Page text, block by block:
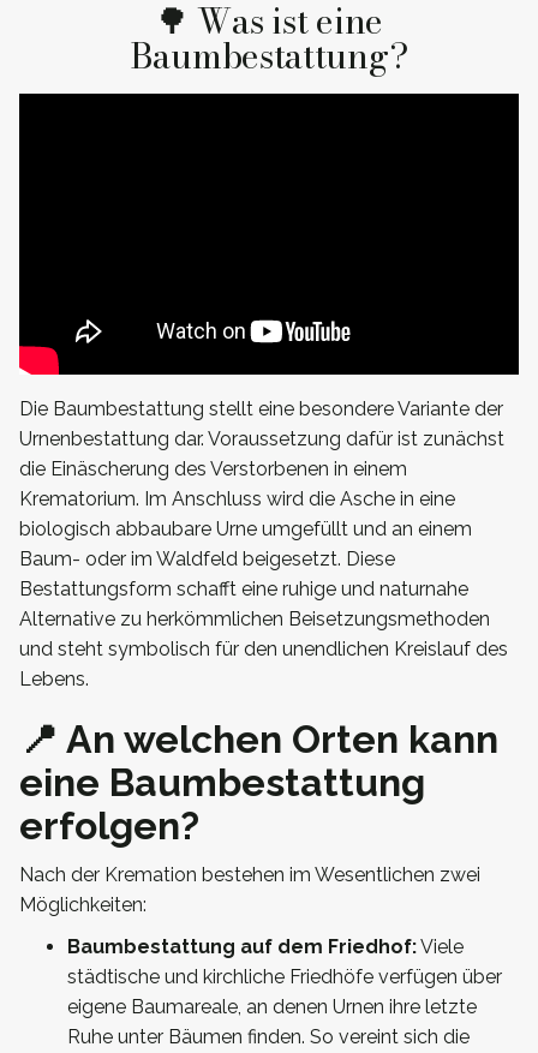
🌳 Was ist eine
Baumbestattung?
Die Baumbestattung stellt eine besondere Variante der
Urnenbestattung dar. Voraussetzung dafür ist zunächst
die Einäscherung des Verstorbenen in einem
Krematorium. Im Anschluss wird die Asche in eine
biologisch abbaubare Urne umgefüllt und an einem
Baum- oder im Waldfeld beigesetzt. Diese
Bestattungsform schafft eine ruhige und naturnahe
Alternative zu herkömmlichen Beisetzungsmethoden
und steht symbolisch für den unendlichen Kreislauf des
Lebens.
📍 An welchen Orten kann
eine Baumbestattung
erfolgen?
Nach der Kremation bestehen im Wesentlichen zwei
Möglichkeiten:
Baumbestattung auf dem Friedhof:Viele
städtische und kirchliche Friedhöfe verfügen über
eigene Baumareale, an denen Urnen ihre letzte
Ruhe unter Bäumen finden. So vereint sich die